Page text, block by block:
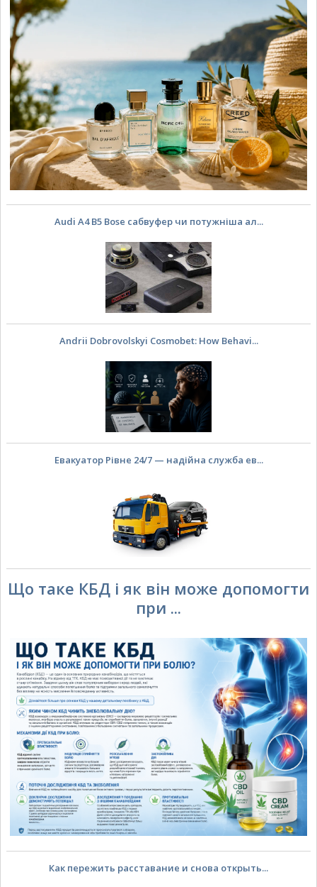
Audi A4 B5 Bose сабвуфер чи потужніша ал...
Andrii Dobrovolskyi Cosmobet: How Behavi...
Евакуатор Рівне 24/7 — надійна служба ев...
Що таке КБД і як він може допомогти
при ...
Как пережить расставание и снова открыть...